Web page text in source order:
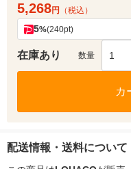
5,268円 （税込）
5%(240pt)
在庫あり 数量 1
カ
配送情報・送料について